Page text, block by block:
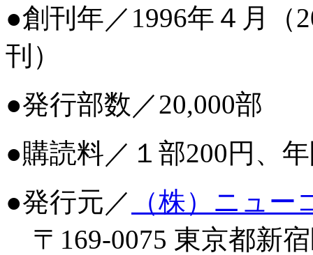
●創刊年／1996年４月（
刊）
●発行部数／20,000部
●購読料／１部200円、
●発行元／
（株）ニュー
〒169-0075 東京都新